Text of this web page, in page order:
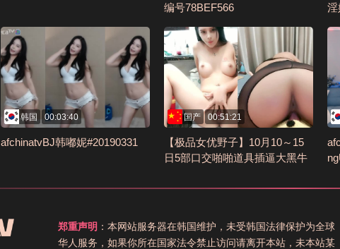
编号78BEF566
淫
韩国 00:03:40
afchinatvBJ韩嘟妮#20190331
国产 00:51:21
【极品女优野子】10月10～15
日5部口交啪啪道具插逼大黑牛
郑重声明 ：本网站服务器在韩国维护，未受韩国法律保护为全球
华人服务，如果你所在国家法令禁止访问请离开本站，未本站某